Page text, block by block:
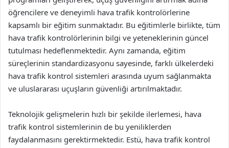
öğrencilere ve deneyimli hava trafik kontrolörlerine
kapsamlı bir eğitim sunmaktadır. Bu eğitimlerle birlikte, tüm
hava trafik kontrolörlerinin bilgi ve yeteneklerinin güncel
tutulması hedeflenmektedir. Aynı zamanda, eğitim
süreçlerinin standardizasyonu sayesinde, farklı ülkelerdeki
hava trafik kontrol sistemleri arasında uyum sağlanmakta
ve uluslararası uçuşların güvenliği artırılmaktadır.
Teknolojik gelişmelerin hızlı bir şekilde ilerlemesi, hava
trafik kontrol sistemlerinin de bu yeniliklerden
faydalanmasını gerektirmektedir. Estü, hava trafik kontrol